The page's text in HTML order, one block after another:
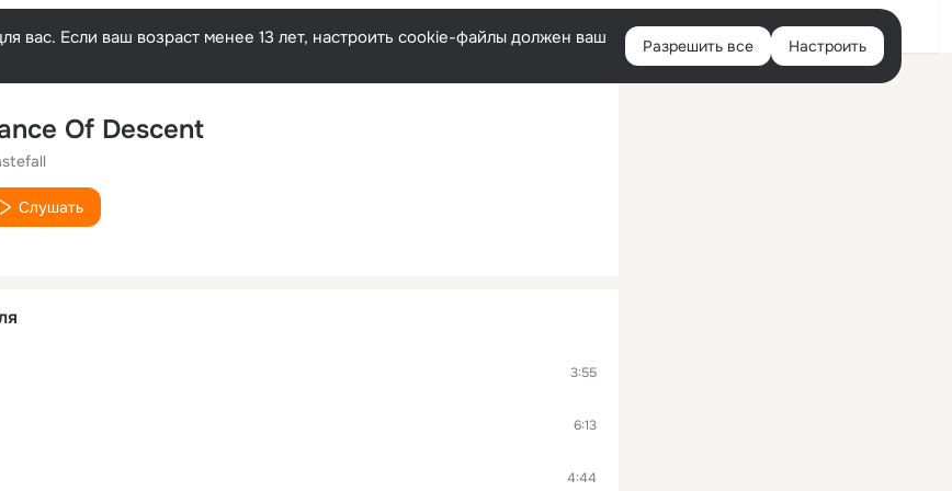
Войти
вас. Если ваш возраст менее 13 лет, настроить cookie-файлы должен ваш
Разрешить все Настроить
Of Descent
Слушать
3:55
6:13
4:44